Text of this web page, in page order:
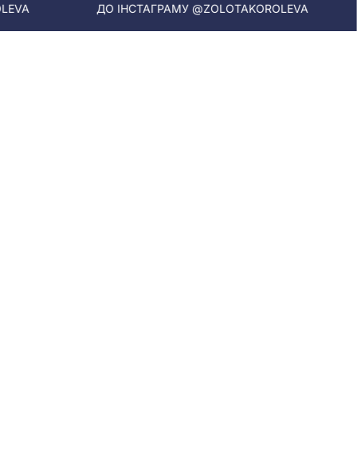
яскравий акцент, що відображає ваш настрій,
ДО ІНСТАГРАМУ @ZOLOTAKOROLEVA ДО